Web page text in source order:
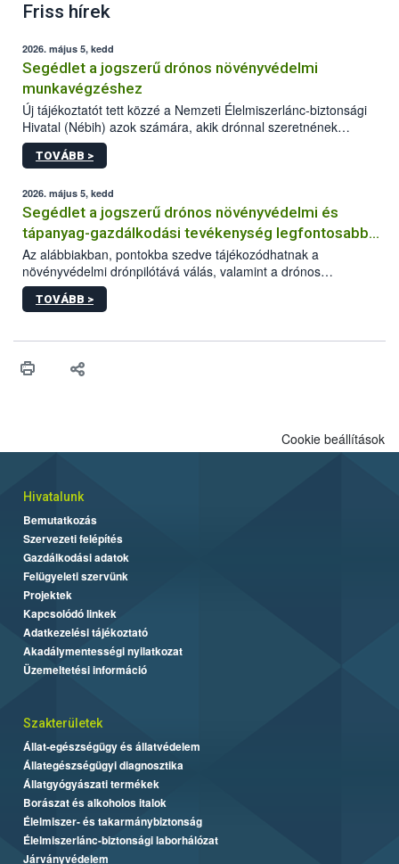
Friss hírek
2026. május 5, kedd
Segédlet a jogszerű drónos növényvédelmi
munkavégzéshez
Új tájékoztatót tett közzé a Nemzeti Élelmiszerlánc-biztonsági
Hivatal (Nébih) azok számára, akik drónnal szeretnének
növényvédelmi vagy tápanyag-gazdálkodási tevékenységet
végezni Magyarországon. Az összefoglaló részletesen
műszaki és hatósági feltételek.
TOVÁBB >
2026. május 5, kedd
Segédlet a jogszerű drónos növényvédelmi és
tápanyag-gazdálkodási tevékenység legfontosabb
feltételeiről
Az alábbiakban, pontokba szedve tájékozódhatnak a
növényvédelmi drónpilótává válás, valamint a drónos
növényvédelmi és tápanyag-gazdálkodási tevékenység
végzésének legfontosabb feltételeiről*.
TOVÁBB >
Cookie beállítások
Hivatalunk
Bemutatkozás
Szervezeti felépítés
Gazdálkodási adatok
Felügyeleti szervünk
Projektek
Kapcsolódó linkek
Adatkezelési tájékoztató
Akadálymentességi nyilatkozat
Üzemeltetési információ
Szakterületek
Állat-egészségügy és állatvédelem
Állategészségügyi diagnosztika
Állatgyógyászati termékek
Borászat és alkoholos italok
Élelmiszer- és takarmánybiztonság
Élelmiszerlánc-biztonsági laborhálózat
Járványvédelem